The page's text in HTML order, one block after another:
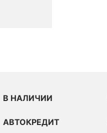
В НАЛИЧИИ
АВТОКРЕДИТ